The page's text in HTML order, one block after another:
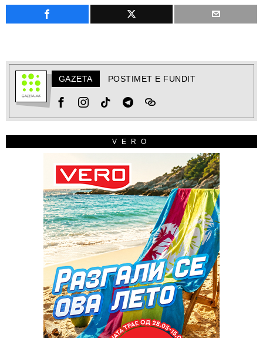
GAZETA POSTIMET E FUNDIT
VERO